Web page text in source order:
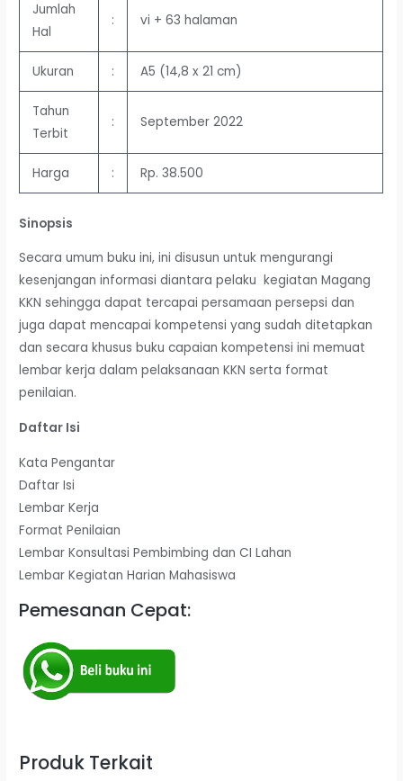
Jumlah
Hal
: vi + 63 halaman
Ukuran : A5 (14,8 x 21 cm)
Tahun
Terbit
: September 2022
Harga : Rp. 38.500
Sinopsis
Secara umum buku ini, ini disusun untuk mengurangi
kesenjangan informasi diantara pelaku kegiatan Magang
KKN sehingga dapat tercapai persamaan persepsi dan
juga dapat mencapai kompetensi yang sudah ditetapkan
dan secara khusus buku capaian kompetensi ini memuat
lembar kerja dalam pelaksanaan KKN serta format
penilaian.
Daftar Isi
Kata Pengantar
Daftar Isi
Lembar Kerja
Format Penilaian
Lembar Konsultasi Pembimbing dan CI Lahan
Lembar Kegiatan Harian Mahasiswa
Pemesanan Cepat:
Produk Terkait